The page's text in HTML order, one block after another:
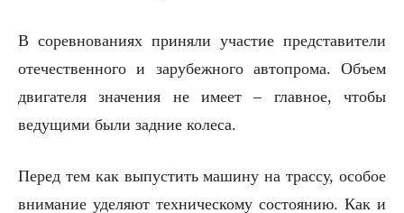
В соревнованиях приняли участие представители
отечественного и зарубежного автопрома. Объем
двигателя значения не имеет – главное, чтобы
ведущими были задние колеса.
Перед тем как выпустить машину на трассу, особое
внимание уделяют техническому состоянию. Как и